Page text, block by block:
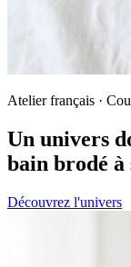
Atelier français ·
Un univers
bain brodé à
Découvrez l'univers